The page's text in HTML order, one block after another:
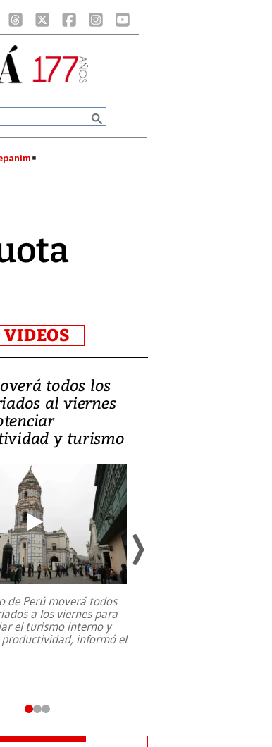
VIDEOS
todos los
al viernes
y turismo
de Perú moverá todos
a los viernes para
el turismo interno y
informó el